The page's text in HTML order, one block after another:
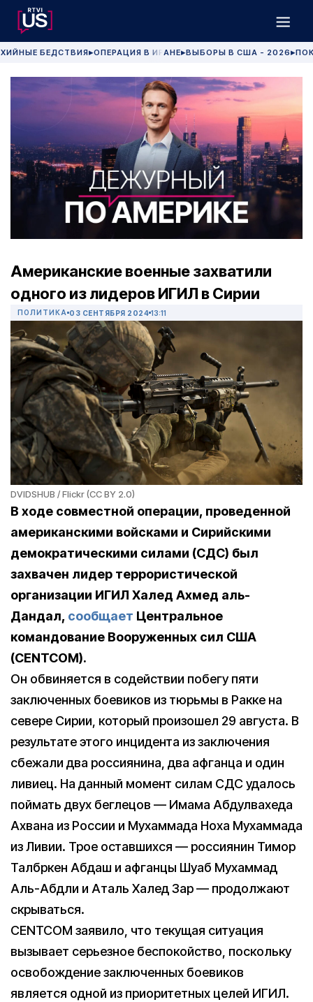
БЕДСТВИЯ▶ОПЕРАЦИЯ В ИРАНЕ▶ВЫБОРЫ В США - 2026 ▶
Американские военные захватили
одного из лидеров ИГИЛ в Сирии
ПОЛИТИКА 03 СЕНТЯБРЯ 2024 13:11
DVIDSHUB / Flickr (CC BY 2.0)
В ходе совместной операции, проведенной
американскими войсками и Сирийскими
демократическими силами (СДС) был
захвачен лидер террористической
организации ИГИЛ Халед Ахмед аль-
Дандал, сообщает Центральное
командование Вооруженных сил США
(CENTCOM).
Он обвиняется в содействии побегу пяти
заключенных боевиков из тюрьмы в Ракке на
севере Сирии, который произошел 29 августа. В
результате этого инцидента из заключения
сбежали два россиянина, два афганца и один
ливиец. На данный момент силам СДС удалось
поймать двух беглецов — Имама Абдулвахеда
Ахвана из России и Мухаммада Ноха Мухаммада
из Ливии. Трое оставшихся — россиянин Тимор
Талбркен Абдаш и афганцы Шуаб Мухаммад
Аль-Абдли и Аталь Халед Зар — продолжают
скрываться.
CENTCOM заявило, что текущая ситуация
вызывает серьезное беспокойство, поскольку
освобождение заключенных боевиков
является одной из приоритетных целей ИГИЛ.